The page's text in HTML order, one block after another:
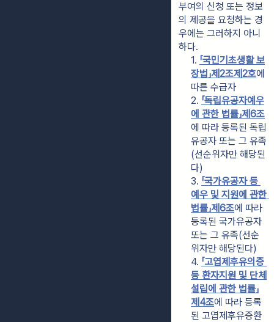
부여의 신청 또는 정보
의 제공을 요청하는 경
우에는 그러하지 아니
하다.
1. 「국민기초생활 보
장법」제2조제2호에
따른 수급자
2. 「독립유공자예우
에 관한 법률」제6조
에 따라 등록된 독립
유공자 또는 그 유족
(선순위자만 해당된
다)
3. 「국가유공자 등
예우 및 지원에 관한
법률」제6조에 따라
등록된 국가유공자
또는 그 유족(선순
위자만 해당된다)
4. 「고엽제후유의증
등 환자지원 및 단체
설립에 관한 법률」
제4조에 따라 등록
된 고엽제후유증환